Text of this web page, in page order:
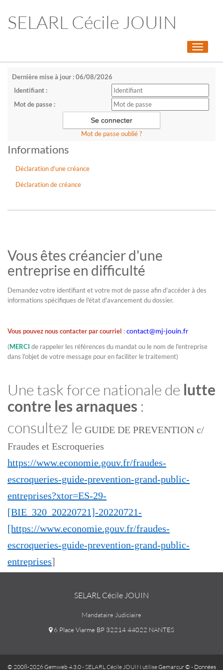
SELARL Cécile JOUIN
Toggle
Dernière mise à jour : 06/08/2026
Identifiant :
Mot de passe :
Mot de passe oublié ?
Informations
Déclaration d'une créance
Déclaration de créance
Vous êtes créancier d'une
entreprise en difficulté
Demandez votre identifiant et votre mot de passe afin d'accéder à des
informations spécifiques de l'état d'avancement du dossier.
Vous pouvez nous contacter par courriel : contact@mj-jouin.fr
(MERCI de rappeler les références du mandat ou le nom de l'entreprise
dans l'objet de votre message pour en faciliter le traitement)
Une task force nationale de lutte
contre les arnaques :
consultez le GUIDE DE PREVENTION c/
Fraudes et Escroqueries
https://www.economie.gouv.fr/fraudes-
escroqueries-guide-prevention-grand-public-
entreprises?xtor=ES-29-
[BIE_320_20220721]-20220721-
[https://www.economie.gouv.fr/fraudes-
escroqueries-guide-prevention-grand-public-
entreprises]
SELARL Cécile JOUIN
Mandataire Judiciaire
6 Place Viarme BP 32214 44022 NANTES
© 2008-2026 Gemweb 4.3.0- SELARL Cécile JOUIN utiliseGemarcur © - Données